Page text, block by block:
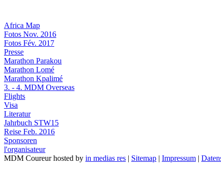
Africa Map
Fotos Nov. 2016
Fotos Fév. 2017
Presse
Marathon Parakou
Marathon Lomé
Marathon Kpalimé
3. - 4. MDM Overseas
Flights
Visa
Literatur
Jahrbuch STW15
Reise Feb. 2016
Sponsoren
l'organisateur
MDM Coureur hosted by in medias res | Sitemap | Impressum |